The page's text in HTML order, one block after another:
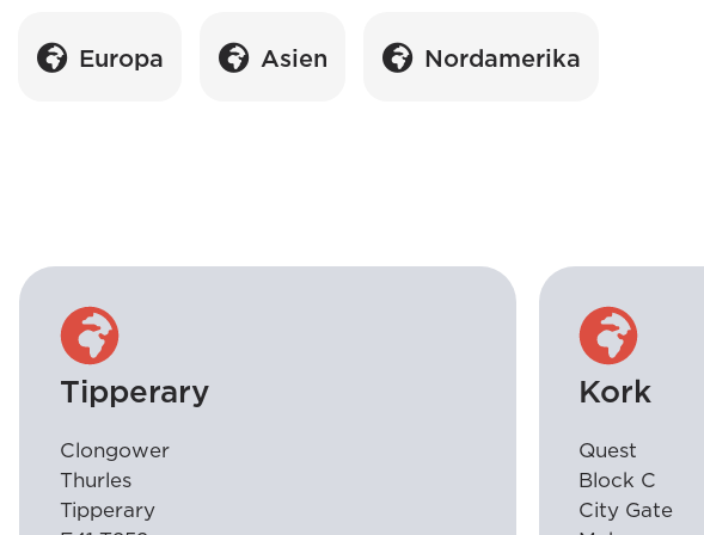
Europa Asien Nordamerika
Tipperary
Clongower
Thurles
Tipperary
Kork
Quest
Block C
City Gate